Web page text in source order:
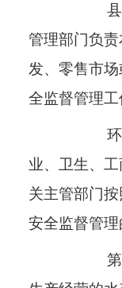
管理部门负
发、零售市
全监督管理工
业、卫生、
关主管部门
安全监督管理